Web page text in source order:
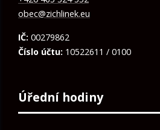
obec@zichlinek.eu
IČ: 00279862
Číslo účtu: 10522611 / 0100
Úřední hodiny